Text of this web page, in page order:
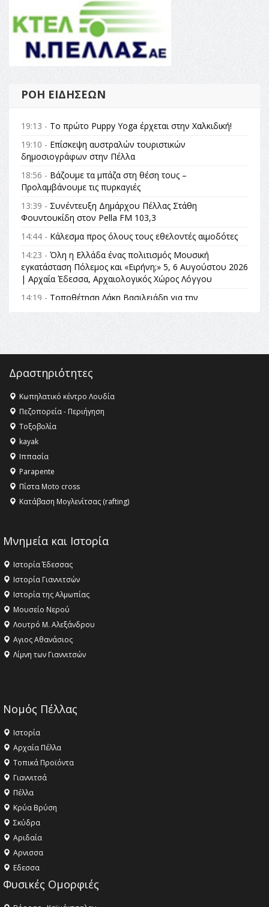
ΡΟΉ ΕΙΔΉΣΕΩΝ
19:13 - Το πρώτο Puppy Yoga έρχεται στην Χαλκιδική!
19:10 - Επίσκεψη αυστραλών τουριστικών
δημοσιογράφων στην Πέλλα
18:56 - Βάζουμε τα μπάζα στη θέση τους –
Προλαμβάνουμε τις πυρκαγιές
13:39 - Συνέντευξη Δημάρχου Πέλλας Στάθη
Φουντουκίδη στον Pella FM 103,3
14:44 - Κάλεσμα προς όλους τους εθελοντές αιμοδότες
14:23 - Όλη η Ελλάδα ένας πολιτισμός Μουσική
εγκατάσταση Πόλεμος και «Ειρήνη;» 5, 6 Αυγούστου 2026
| Αρχαία Έδεσσα, Αρχαιολογικός Χώρος Λόγγου
14:19 - Τοποθέτηση Λάκη Βασιλειάδη για την
Αναθεώρηση του Συντάγματος: «Σε τέτοιες κορυφαίες
θεσμικές διαδικασίες υπάρχει μόνο η ευθύνη απέναντι
στις επόμενες γενιές»
16:35 -Το πρόγραμμα του ΠΑΟΚ στον δεύτερο γύρο του
16:27 - Όλυμπος: Εντάχθηκε στον Κατάλογο Παγκόσμιας
Κληρονομιάς της UNESCO – Ομόφωνη η απόφαση Ο
Όλυμπος αναγνωρίστηκε ως φυσικό και πολιτιστικό
αγαθό εξέχουσας οικουμενικής αξίας για την
ανθρωπότητα
16:18 -
ΣΤΗΝ ΕΔΕΣΣΑ
Δραστηριότητες
Κωπηλατικό κέντρο Λουδία
Πεζοπορεία - Περιήγηση
Τοξοβολία
kayak
Ιππασία
Parapente
Πίστα Moto cross
Κατάβαση Μογλενίτσας (rafting)
Μνημεία και Ιστορία
Ιστορία Έδεσσας
Ιστορία Γιαννιτσών
Ιστορία της Αλμωπίας
Μουσείο Νερού
Λουτρό Μ. Αλεξάνδρου
Αγιος Αθανάσιος
Λίμνη των Γιαννιτσών
Νομός Πέλλας
Ιστορία
Αρχαία Πέλλα
Τοπικά Προϊόντα
Γιαννιτσά
Πέλλα
Κρύα Βρύση
Σκύδρα
Αριδαία
Aρνισσα
Eδεσσα
Φυσικές Ομορφιές